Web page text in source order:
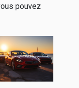
pouvez